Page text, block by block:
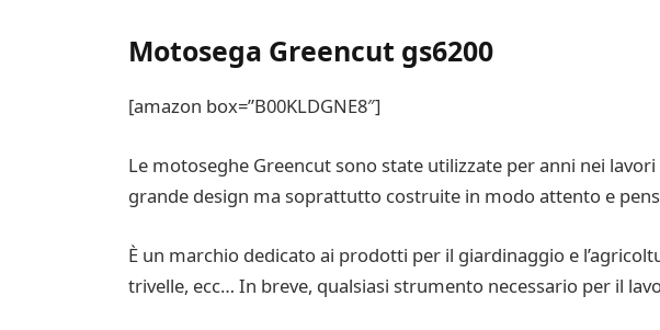
Motosega Greencut gs6200
[amazon box=”B00KLDGNE8″]
Le motoseghe Greencut sono state utilizzate per anni nei
grande design ma soprattutto costruite in modo attento e
È un marchio dedicato ai prodotti per il giardinaggio e
trivelle, ecc… In breve, qualsiasi strumento necessario per il